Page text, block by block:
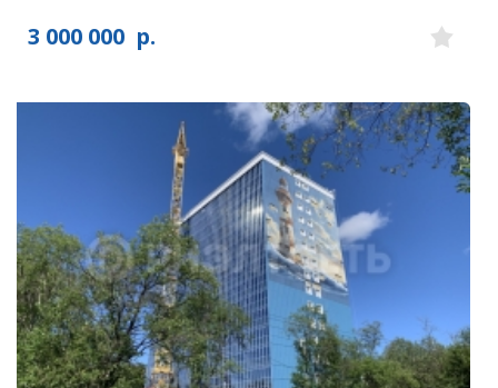
3 000 000 р.